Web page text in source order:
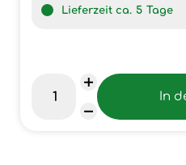
Lieferzeit ca. 5 Tage